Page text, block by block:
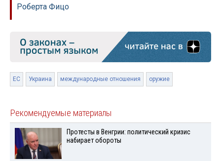
Роберта Фицо
ЕС Украина международные отношения оружие
Рекомендуемые материалы
Протесты в Венгрии: политический кризис
набирает обороты